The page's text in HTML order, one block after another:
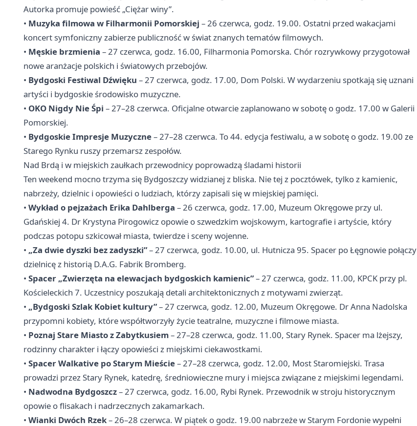
Autorka promuje powieść „Ciężar winy”.
• Muzyka filmowa w Filharmonii Pomorskiej – 26 czerwca, godz. 19.00. Ostatni przed wakacjami
koncert symfoniczny zabierze publiczność w świat znanych tematów filmowych.
• Męskie brzmienia – 27 czerwca, godz. 16.00, Filharmonia Pomorska. Chór rozrywkowy przygotował
nowe aranżacje polskich i światowych przebojów.
• Bydgoski Festiwal Dźwięku – 27 czerwca, godz. 17.00, Dom Polski. W wydarzeniu spotkają się uznani
artyści i bydgoskie środowisko muzyczne.
• OKO Nigdy Nie Śpi – 27–28 czerwca. Oficjalne otwarcie zaplanowano w sobotę o godz. 17.00 w Galerii
Pomorskiej.
• Bydgoskie Impresje Muzyczne– 27–28 czerwca. To 44. edycja festiwalu, a w sobotę o godz. 19.00 ze
Starego Rynku ruszy przemarsz zespołów.
Nad Brdą i w miejskich zaułkach przewodnicy poprowadzą śladami historii
Ten weekend mocno trzyma się Bydgoszczy widzianej z bliska. Nie tej z pocztówek, tylko z kamienic,
nabrzeży, dzielnic i opowieści o ludziach, którzy zapisali się w miejskiej pamięci.
• Wykład o pejzażach Erika Dahlberga – 26 czerwca, godz. 17.00, Muzeum Okręgowe przy ul.
Gdańskiej 4. Dr Krystyna Pirogowicz opowie o szwedzkim wojskowym, kartografie i artyście, który
podczas potopu szkicował miasta, twierdze i sceny wojenne.
• „Za dwie dyszki bez zadyszki”– 27 czerwca, godz. 10.00, ul. Hutnicza 95. Spacer po Łęgnowie połączy
dzielnicę z historią D.A.G. Fabrik Bromberg.
• Spacer „Zwierzęta na elewacjach bydgoskich kamienic”– 27 czerwca, godz. 11.00, KPCK przy pl.
Kościeleckich 7. Uczestnicy poszukają detali architektonicznych z motywami zwierząt.
• „Bydgoski Szlak Kobiet kultury”– 27 czerwca, godz. 12.00, Muzeum Okręgowe. Dr Anna Nadolska
przypomni kobiety, które współtworzyły życie teatralne, muzyczne i filmowe miasta.
• Poznaj Stare Miasto z Zabytkusiem– 27–28 czerwca, godz. 11.00, Stary Rynek. Spacer ma lżejszy,
rodzinny charakter i łączy opowieści z miejskimi ciekawostkami.
• Spacer Walkative po Starym Mieście– 27–28 czerwca, godz. 12.00, Most Staromiejski. Trasa
prowadzi przez Stary Rynek, katedrę, średniowieczne mury i miejsca związane z miejskimi legendami.
• Nadwodna Bydgoszcz– 27 czerwca, godz. 16.00, Rybi Rynek. Przewodnik w stroju historycznym
opowie o flisakach i nadrzecznych zakamarkach.
• Wianki Dwóch Rzek– 26–28 czerwca. W piątek o godz. 19.00 nabrzeże w Starym Fordonie wypełni